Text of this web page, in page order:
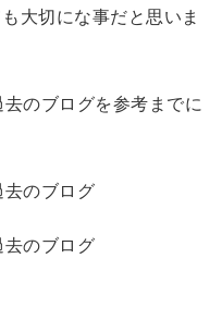
大切にな事だと思いま
のブログを参考までに
のブログ
のブログ